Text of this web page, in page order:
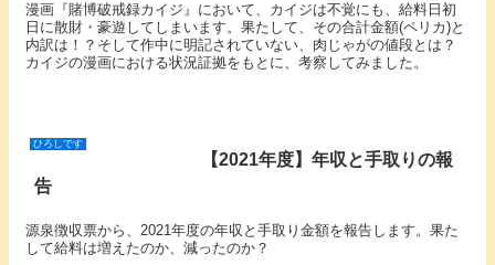
漫画『賭博破戒録カイジ』において、カイジは不覚にも、給料日初
日に散財・豪遊してしまいます。果たして、その合計金額(ペリカ)と
内訳は！？そして作中に明記されていない、肉じゃがの値段とは？
カイジの漫画における状況証拠をもとに、考察してみました。
ひろしです
【2021年度】年収と手取りの報
告
源泉徴収票から、2021年度の年収と手取り金額を報告します。果た
して給料は増えたのか、減ったのか？